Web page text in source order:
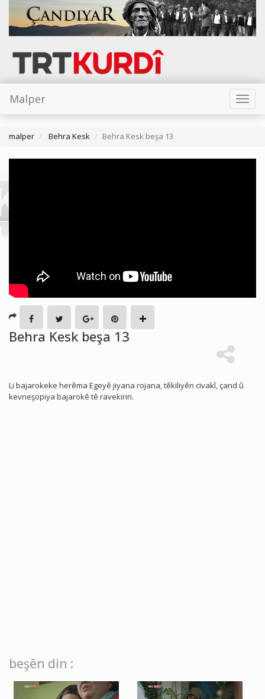
Toggle
Malper
malper Behra Kesk Behra Kesk beşa 13
Behra Kesk beşa 13
Li bajarokeke herêma Egeyê jiyana rojana, têkiliyên civakî, çand û
kevneşopiya bajarokê tê ravekirin.
beşên din :